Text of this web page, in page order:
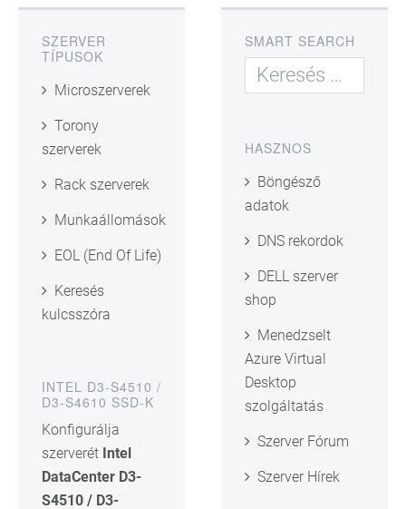
SZERVER
TÍPUSOK
Microszerverek
Torony
szerverek
Rack szerverek
Munkaállomások
EOL (End Of Life)
Keresés
kulcsszóra
INTEL D3-S4510 /
D3-S4610 SSD-K
Konfigurálja
szerverét Intel
DataCenter D3-
S4510 / D3-
SMART SEARCH
HASZNOS
Böngésző
adatok
DNS rekordok
DELL szerver
shop
Menedzselt
Azure Virtual
Desktop
szolgáltatás
Szerver Fórum
Szerver Hírek